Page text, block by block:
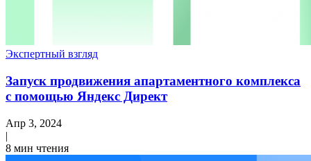
Экспертный взгляд
Запуск продвижения апартаментного комплекса
с помощью Яндекс Директ
Апр 3, 2024
|
8 мин чтения